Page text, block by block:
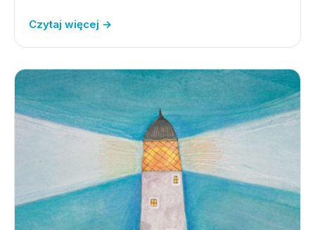
Czytaj więcej →